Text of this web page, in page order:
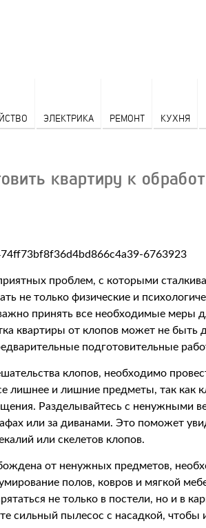
ЭЛЕКТРИКА РЕМОНТ КУХНЯ
квартиру к
проблем, с которыми
не только физические и
принять все необходимые меры
квартиры от клопов может не быть
подготовительные
клопов, необходимо
лишнее и лишние предметы, так как
Разделывайтесь с ненужными
или за диванами. Это поможет
или скелетов клопов.
от ненужных предметов,
полов, ковров и мягкой
не только в постели, но и в
сильный пылесос с насадкой, чтобы